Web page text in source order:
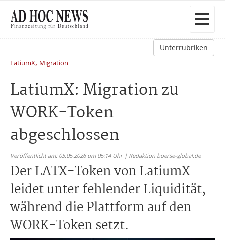
Unterrubriken
LatiumX, Migration
LatiumX: Migration zu
WORK-Token
abgeschlossen
Veröffentlicht am: 05.05.2026 um 05:14 Uhr | Redaktion boerse-global.de
Der LATX-Token von LatiumX
leidet unter fehlender Liquidität,
während die Plattform auf den
WORK-Token setzt.